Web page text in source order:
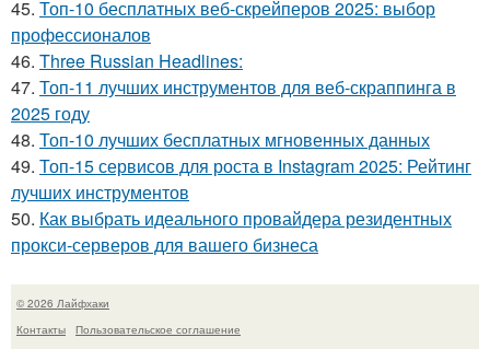
45. Топ-10 бесплатных веб-скрейперов 2025: выбор
профессионалов
46. Three Russian Headlines:
47. Топ-11 лучших инструментов для веб-скраппинга в
2025 году
48. Топ-10 лучших бесплатных мгновенных данных
49. Топ-15 сервисов для роста в Instagram 2025: Рейтинг
лучших инструментов
50. Как выбрать идеального провайдера резидентных
прокси-серверов для вашего бизнеса
© 2026 Лайфхаки
Контакты
Пользовательское соглашение